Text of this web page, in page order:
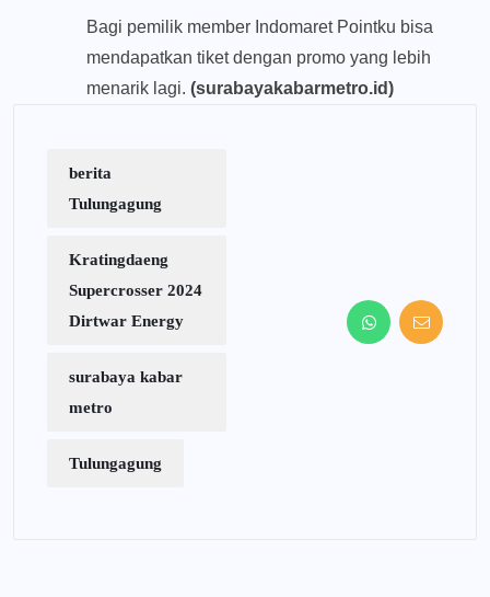
Bagi pemilik member Indomaret Pointku bisa
mendapatkan tiket dengan promo yang lebih
menarik lagi. (surabayakabarmetro.id)
berita
Tulungagung
Kratingdaeng
Supercrosser 2024
Dirtwar Energy
surabaya kabar
metro
Tulungagung